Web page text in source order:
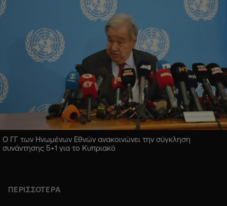
Ο ΓΓ των Ηνωμένων Εθνών ανακοινώνει την σύγκληση
συνάντησης 5+1 για το Κυπριακό
ΠΕΡΙΣΣΟΤΕΡΑ